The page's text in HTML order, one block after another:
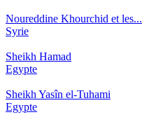
Noureddine Khourchid et les...
Syrie
Sheikh Hamad
Egypte
Sheikh Yasîn el-Tuhami
Egypte